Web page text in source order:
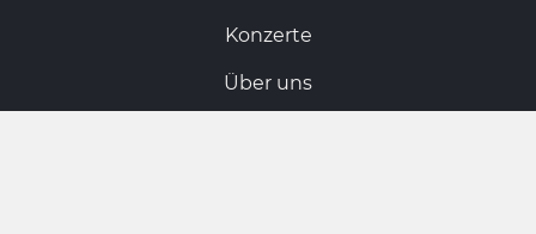
Konzerte
Über uns